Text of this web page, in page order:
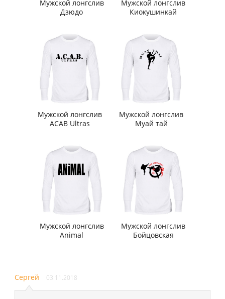
Мужской лонгслив
Дзюдо
Мужской лонгслив
Киокушинкай
Мужской лонгслив
ACAB Ultras
Мужской лонгслив
Муай тай
Мужской лонгслив
Animal
Мужской лонгслив
Бойцовская
Сергей 03.11.2018